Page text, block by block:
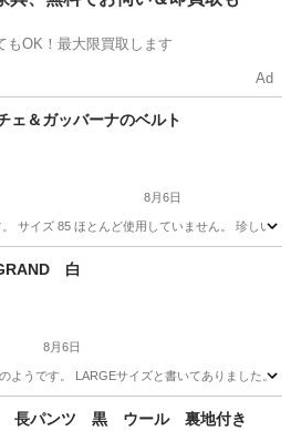
もOK！最大限買取します
Ad
ェ＆ガッバーナのベルト
8月6日
サイズ 85 ほとんど使用していません。 珍しい
ドルチェ
白
8月6日
ようです。 LARGEサイズと書いてありました。
Tシャツ ブランド
長パンツ 黒 ウール 裏地付き